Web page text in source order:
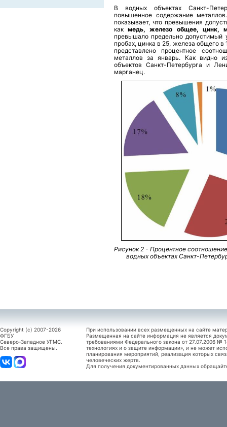
В водных объектах Санкт-
повышенное содержание
показывает, что превышения
какмедь, железо общее, цинк,
превышало предельно допустимый
пробах, цинка в 25, железа общего
представлено процентное
металлов за январь. Как видно
объектов Санкт-Петербурга и
марганец.
Рисунок 2 - Процентное
водных объектах Санкт-
Copyright (c) 2007-2026
ФГБУ
Северо-Западное УГМС.
Все права защищены.
При использовании всех размещенных на сайте
Размещенная на сайте информация не является
требованиями Федерального закона от 27.07.2006
технологиях и о защите информации», и не может
планирования мероприятий, реализация которых
человеческих жертв.
Для получения документированных данных